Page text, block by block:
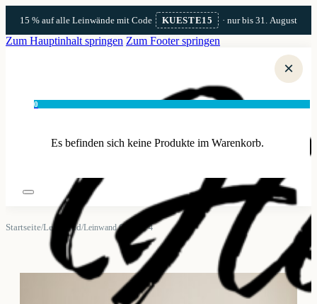
15 % auf alle Leinwände mit Code KUESTE15 · nur bis 31. August
Zum Hauptinhalt springen Zum Footer springen
0
Es befinden sich keine Produkte im Warenkorb.
×
Startseite/Leinwand/Leinwand Grömitz 4